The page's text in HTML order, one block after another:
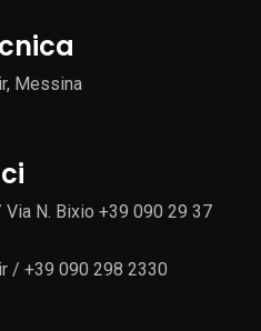
Messina
Via N. Bixio +39 090 29 37
/ +39 090 298 2330